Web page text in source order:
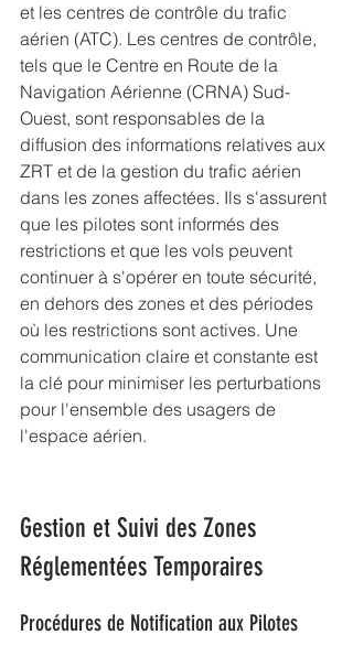
et les centres de contrôle du trafic
aérien (ATC). Les centres de contrôle,
tels que le Centre en Route de la
Navigation Aérienne (CRNA) Sud-
Ouest, sont responsables de la
diffusion des informations relatives aux
ZRT et de la gestion du trafic aérien
dans les zones affectées. Ils s'assurent
que les pilotes sont informés des
restrictions et que les vols peuvent
continuer à s'opérer en toute sécurité,
en dehors des zones et des périodes
où les restrictions sont actives. Une
communication claire et constante est
la clé pour minimiser les perturbations
pour l'ensemble des usagers de
l'espace aérien.
Gestion et Suivi des Zones
Réglementées Temporaires
Procédures de Notification aux Pilotes